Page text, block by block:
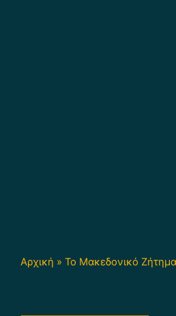
Αρχική » Το Μακεδονικό Ζήτημα